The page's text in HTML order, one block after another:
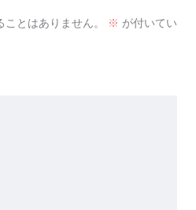
とはありません。 ※ が付いてい